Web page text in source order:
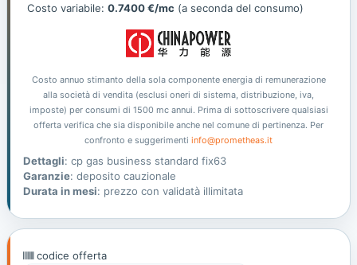
Costo variabile: 0.7400 €/mc (a seconda del consumo)
Costo annuo stimanto della sola componente energia di remunerazione
alla società di vendita (esclusi oneri di sistema, distribuzione, iva,
imposte) per consumi di 1500 mc annui. Prima di sottoscrivere qualsiasi
offerta verifica che sia disponibile anche nel comune di pertinenza. Per
confronto e suggerimenti info@prometheas.it
Dettagli: cp gas business standard fix63
Garanzie: deposito cauzionale
Durata in mesi: prezzo con validatà illimitata
codice offerta